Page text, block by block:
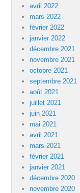
avril 2022
mars 2022
février 2022
janvier 2022
décembre 2021
novembre 2021
octobre 2021
septembre 2021
août 2021
juillet 2021
juin 2021
mai 2021
avril 2021
mars 2021
février 2021
janvier 2021
décembre 2020
novembre 2020